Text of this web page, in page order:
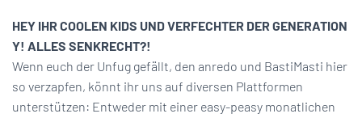
HEY IHR COOLEN KIDS UND VERFECHTER DER GENERATION
Y! ALLES SENKRECHT?!
Wenn euch der Unfug gefällt, den anredo und BastiMasti hier
so verzapfen, könnt ihr uns auf diversen Plattformen
unterstützen: Entweder mit einer easy-peasy monatlichen